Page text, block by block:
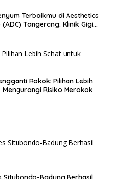
Terbaikmu di Aesthetics
Tangerang: Klinik Gigi
Rokok: Pilihan Lebih
Mengurangi Risiko Merokok
Situbondo-Badung Berhasil